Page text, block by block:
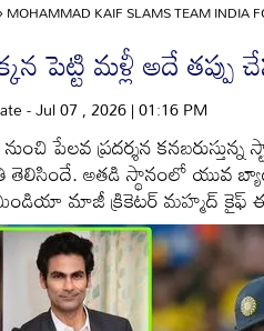
MOHAMMAD KAIF SLAMS TEAM INDIA
పెట్టి మళ్లీ అదే తప్పు
- Jul 07 , 2026 | 01:16 PM
పేలవ ప్రదర్శన
తెలిసిందే. అతడి స్థానంలో యువ
మాజీ క్రికెటర్ మహ్మద్ కైఫ్